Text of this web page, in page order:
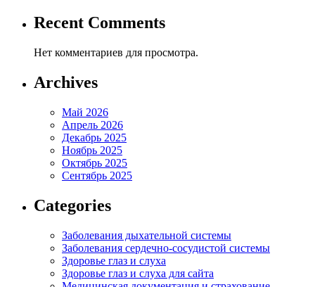
Recent Comments
Нет комментариев для просмотра.
Archives
Май 2026
Апрель 2026
Декабрь 2025
Ноябрь 2025
Октябрь 2025
Сентябрь 2025
Categories
Заболевания дыхательной системы
Заболевания сердечно-сосудистой системы
Здоровье глаз и слуха
Здоровье глаз и слуха для сайта